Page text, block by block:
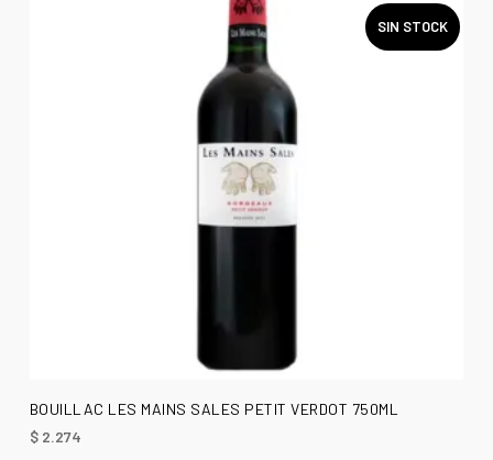
SIN STOCK
LEER MÁS
BOUILLAC LES MAINS SALES PETIT VERDOT 750ML
$2.274